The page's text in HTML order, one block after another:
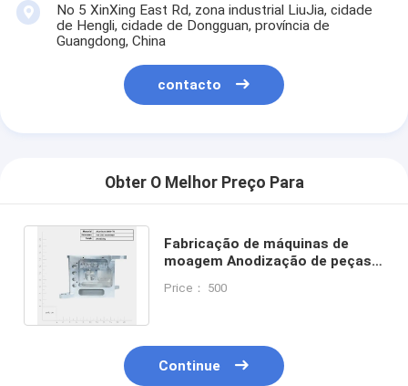
No 5 XinXing East Rd, zona industrial LiuJia, cidade
de Hengli, cidade de Dongguan, província de
Guangdong, China
contacto
Obter O Melhor Preço Para
Fabricação de máquinas de
moagem Anodização de peças
alumínio
Price： 500
Continue